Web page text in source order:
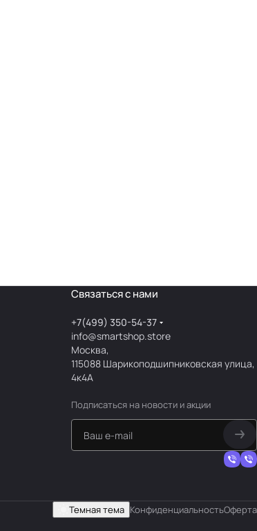
Связаться с нами
+7(499) 350-54-37
info@smartshop.store
Москва,
115088 Шарикоподшипниковская улица,
4к4А
Подписаться на новости и акции
Темная тема КонфиденциальностьОферта